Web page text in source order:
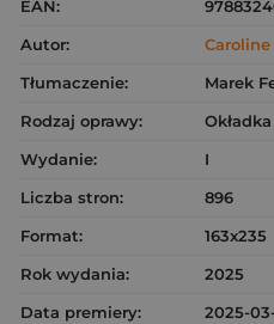
EAN:
Autor:
Tłumaczenie:
Marek
Rodzaj oprawy:
Wydanie:
I
Liczba stron:
896
Format:
163x235
Rok wydania:
2025
Data premiery:
2025-